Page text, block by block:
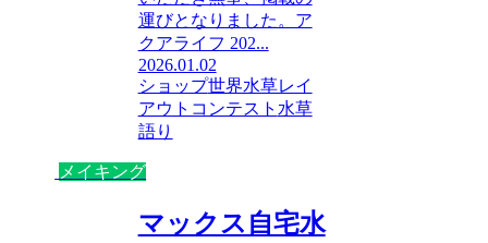
運びとなりました。ア
クアライフ 202...
2026.01.02
ショップ世界水草レイ
アウトコンテスト 水草
語り
メイキング
マックス自宅水